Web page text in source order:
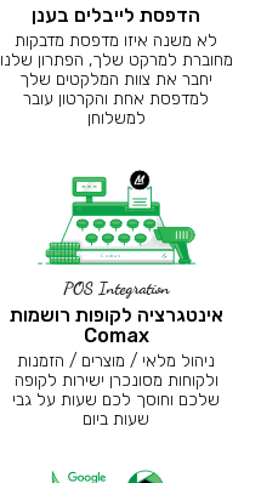
הדפסת לייבלים בענן
לא משנה איזו מדפסת מדבקות
מחוברת למרקט שלך, הפתרון שלנו
יחבר את צוות המלקטים שלך
למדפסת אחת והקרטון עובר
למשלוחן
POS Integration
אינטגרציה לקופות רושמות
Comax
ניהול מלאי / מוצרים / הזמנות
ולקוחות מסונכרן ישירות לקופה
שלכם וחוסך לכם שעות על גבי
שעות ביום